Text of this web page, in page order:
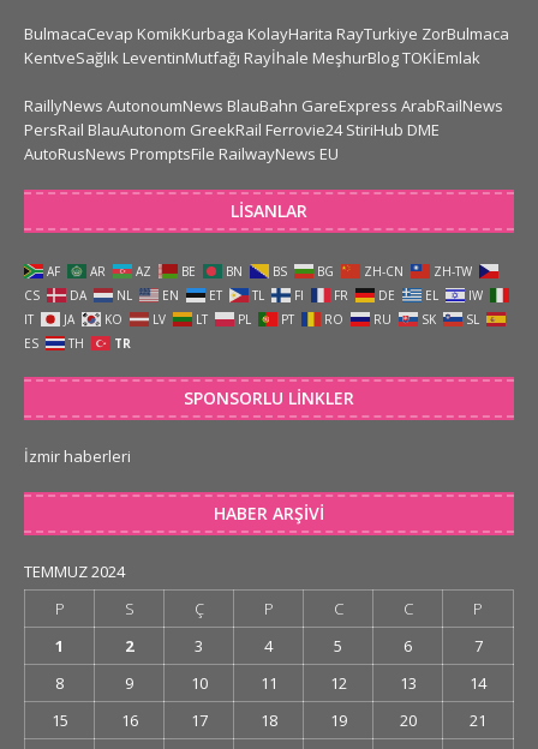
BulmacaCevap KomikKurbaga KolayHarita RayTurkiye ZorBulmaca
KentveSağlık LeventinMutfağı Rayİhale MeşhurBlogTOKİEmlak
RaillyNews AutonoumNews BlauBahn GareExpress ArabRailNews
PersRail BlauAutonom GreekRail Ferrovie24 StiriHub DME
AutoRusNews PromptsFile RailwayNews EU
LISANLAR
AF AR AZ BE BN BS BG ZH-CN
ZH-TW
CS
DA NL EN ET TL FI FR DE EL
IW
IT
JA KO LV LT PL PT RO RU SK
SL
ES
TH TR
SPONSORLU LINKLER
İzmir haberleri
HABER ARŞIVI
TEMMUZ 2024
P
S Ç P C C
P
1
2 3 4 5 6
7
8
9 10 11 12 13
14
15
16 17 18 19 20
21